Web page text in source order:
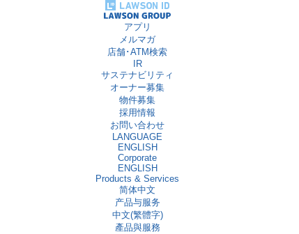
アプリ
メルマガ
店舗･ATM検索
IR
サステナビリティ
オーナー募集
物件募集
採用情報
お問い合わせ
LANGUAGE
ENGLISH
Corporate
ENGLISH
Products & Services
简体中文
产品与服务
中文(繁體字)
產品與服務